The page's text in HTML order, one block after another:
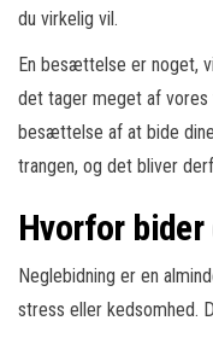
du virkelig vil.
En besættelse er noget,
det tager meget af vores
besættelse af at bide
trangen, og det bliver
Hvorfor bider
Neglebidning er en
stress eller kedsomhed.